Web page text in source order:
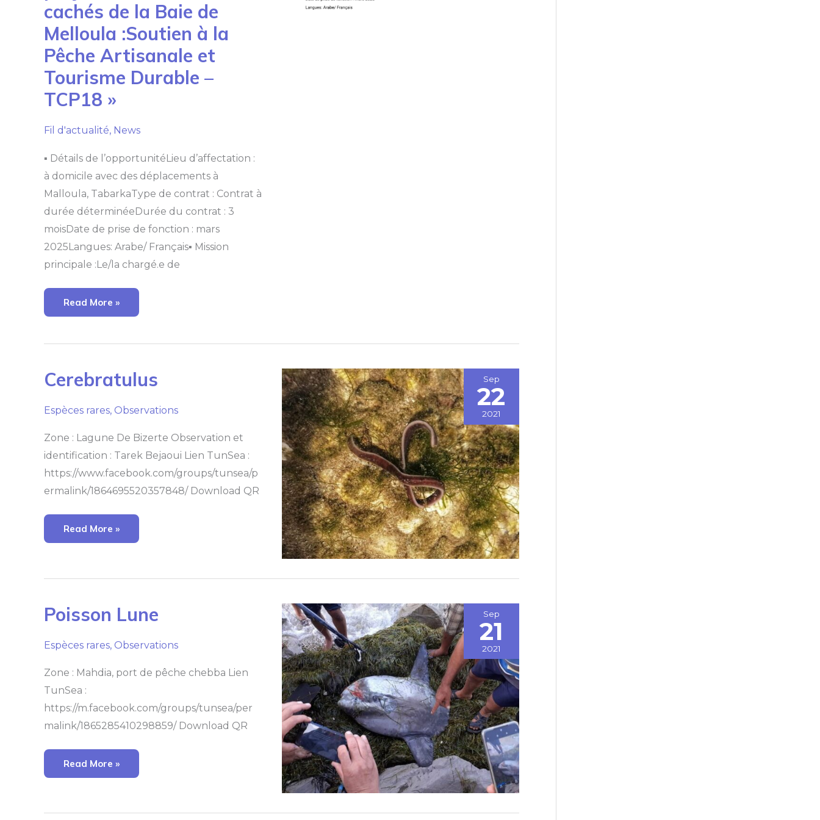
cachés de la Baie de
Melloula :Soutien à la
Pêche Artisanale et
Tourisme Durable –
TCP18 »
Fil d'actualité, News
▪ Détails de l’opportunitéLieu d’affectation :
à domicile avec des déplacements à
Malloula, TabarkaType de contrat : Contrat à
durée déterminéeDurée du contrat : 3
moisDate de prise de fonction : mars
2025Langues: Arabe/ Français▪ Mission
principale :Le/la chargé.e de
Les
Trésors
Cachés
De
Baie
De
Melloula
:Soutien
À
La
Pêche
Et
Tourisme
–
TCP18
»
Read More »
Cerebratulus
Espèces rares, Observations
Zone : Lagune De Bizerte Observation et
identification : Tarek Bejaoui Lien TunSea :
https://www.facebook.com/groups/tunsea/p
ermalink/1864695520357848/ Download QR
Cerebratulus
Read More »
Sep
22
2021
Poisson Lune
Espèces rares, Observations
Zone : Mahdia, port de pêche chebba Lien
TunSea :
https://m.facebook.com/groups/tunsea/per
malink/1865285410298859/ Download QR
Poisson
Lune
Read More »
Sep
21
2021